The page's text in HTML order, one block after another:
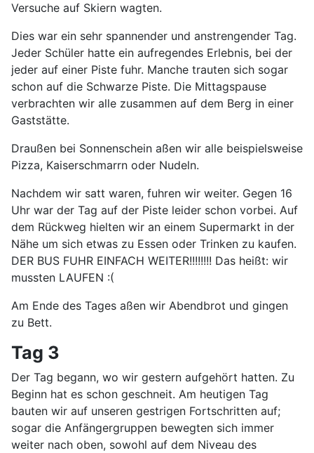
Versuche auf Skiern wagten.
Dies war ein sehr spannender und anstrengender Tag.
Jeder Schüler hatte ein aufregendes Erlebnis, bei der
jeder auf einer Piste fuhr. Manche trauten sich sogar
schon auf die Schwarze Piste. Die Mittagspause
verbrachten wir alle zusammen auf dem Berg in einer
Gaststätte.
Draußen bei Sonnenschein aßen wir alle beispielsweise
Pizza, Kaiserschmarrn oder Nudeln.
Nachdem wir satt waren, fuhren wir weiter. Gegen 16
Uhr war der Tag auf der Piste leider schon vorbei. Auf
dem Rückweg hielten wir an einem Supermarkt in der
Nähe um sich etwas zu Essen oder Trinken zu kaufen.
DER BUS FUHR EINFACH WEITER!!!!!!!! Das heißt: wir
mussten LAUFEN :(
Am Ende des Tages aßen wir Abendbrot und gingen
zu Bett.
Tag 3
Der Tag begann, wo wir gestern aufgehört hatten. Zu
Beginn hat es schon geschneit. Am heutigen Tag
bauten wir auf unseren gestrigen Fortschritten auf;
sogar die Anfängergruppen bewegten sich immer
weiter nach oben, sowohl auf dem Niveau des